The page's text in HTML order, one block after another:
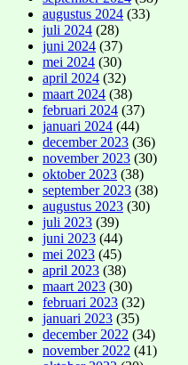
augustus 2024 (33)
juli 2024 (28)
juni 2024 (37)
mei 2024 (30)
april 2024 (32)
maart 2024 (38)
februari 2024 (37)
januari 2024 (44)
december 2023 (36)
november 2023 (30)
oktober 2023 (38)
september 2023 (38)
augustus 2023 (30)
juli 2023 (39)
juni 2023 (44)
mei 2023 (45)
april 2023 (38)
maart 2023 (30)
februari 2023 (32)
januari 2023 (35)
december 2022 (34)
november 2022 (41)